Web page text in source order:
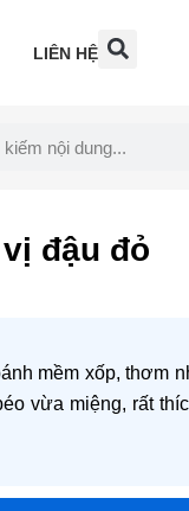
LIÊN HỆ
đậu đỏ
mềm xốp, thơm
vừa miệng, rất